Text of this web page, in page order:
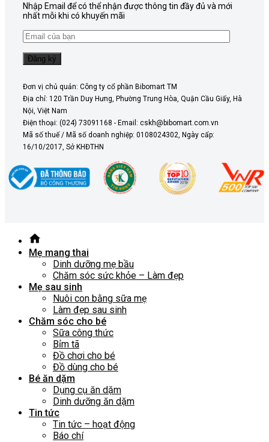
Nhập Email để có thể nhận được thông tin đầy đủ và mới
nhất mỗi khi có khuyến mãi
Đơn vị chủ quản: Công ty cổ phần Bibomart TM
Địa chỉ: 120 Trần Duy Hưng, Phường Trung Hòa, Quận Cầu Giấy, Hà
Nội, Việt Nam
Điện thoại: (024) 73091168 - Email: cskh@bibomart.com.vn
Mã số thuế / Mã số doanh nghiệp: 0108024302, Ngày cấp:
16/10/2017, Sở KHĐTHN
Mẹ mang thai
Dinh dưỡng mẹ bầu
Chăm sóc sức khỏe – Làm đẹp
Mẹ sau sinh
Nuôi con bằng sữa mẹ
Làm đẹp sau sinh
Chăm sóc cho bé
Sữa công thức
Bỉm tã
Đồ chơi cho bé
Đồ dùng cho bé
Bé ăn dặm
Dụng cụ ăn dặm
Dinh dưỡng ăn dặm
Tin tức
Tin tức – hoạt động
Báo chí